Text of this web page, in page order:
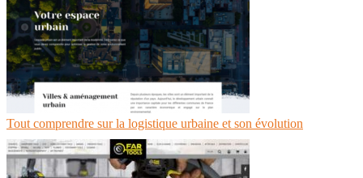
Tout comprendre sur la logistique urbaine et son évolution